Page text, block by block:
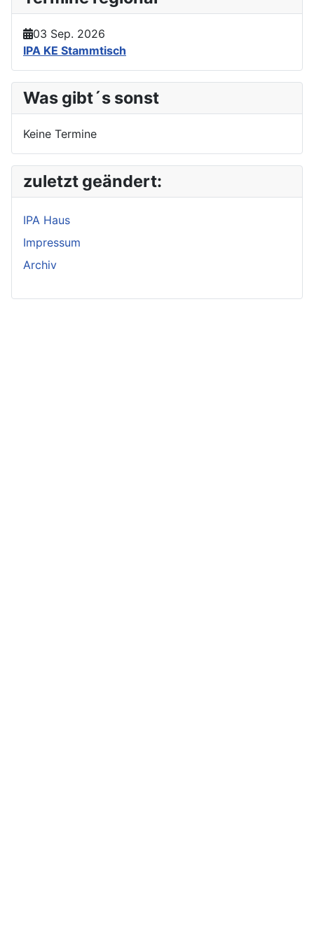
03 Sep. 2026
IPA KE Stammtisch
Was gibt´s sonst
Keine Termine
zuletzt geändert:
IPA Haus
Impressum
Archiv